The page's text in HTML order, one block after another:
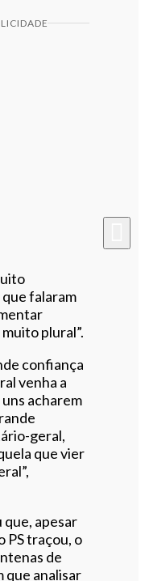
falaram
plural”.
confiança
venha a
acharem
geral,
que vier
apesar
PS traçou, o
de
que analisar